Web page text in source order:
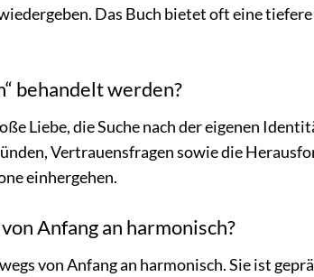
Das Buch bietet oft eine
behandelt werden?
Liebe, die Suche nach der eigenen
Vertrauensfragen sowie die
einhergehen.
Anfang an harmonisch?
von Anfang an harmonisch. Sie ist